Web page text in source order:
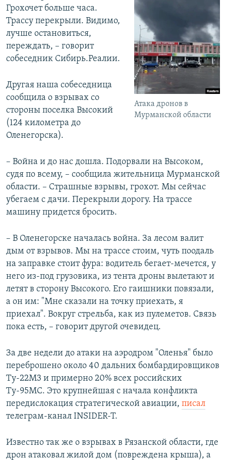
Атака дронов в
Мурманской области
Грохочет больше часа.
Трассу перекрыли. Видимо,
лучше остановиться,
переждать, – говорит
собеседник Сибирь.Реалии.
Другая наша собеседница
сообщила о взрывах со
стороны поселка Высокий
(124 километра до
Оленегорска).
– Война и до нас дошла. Подорвали на Высоком,
судя по всему, – сообщила жительница Мурманской
области. – Страшные взрывы, грохот. Мы сейчас
убегаем с дачи. Перекрыли дорогу. На трассе
машину придется бросить.
– В Оленегорске началась война. За лесом валит
дым от взрывов. Мы на трассе стоим, чуть поодаль
на заправке стоит фура: водитель бегает-мечется, у
него из-под грузовика, из тента дроны вылетают и
летят в сторону Высокого. Его гаишники повязали,
а он им: "Мне сказали на точку приехать, я
приехал". Вокруг стрельба, как из пулеметов. Связь
пока есть, – говорит другой очевидец.
За две недели до атаки на аэродром "Оленья" было
переброшено около 40 дальних бомбардировщиков
Ту-22М3 и примерно 20% всех российских
Ту-95МС. Это крупнейшая с начала конфликта
передислокация стратегической авиации, писал
телеграм-канал INSIDER-T.
Известно так же о взрывах в Рязанской области, где
дрон атаковал жилой дом (повреждена крыша), а